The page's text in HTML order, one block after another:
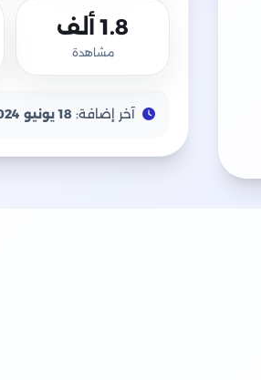
1.8 ألف
مشاهدة
آخر إضافة: 18 يونيو 2024